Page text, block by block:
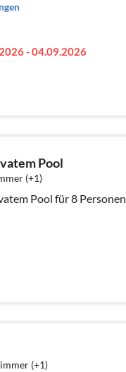
- 04.09.2026
Pool
(+1)
Pool für 8 Personen
(+1)